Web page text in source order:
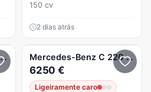
150 cv
2 dias atrás
D ClassicMercedes-Benz C 220
6250 €
Ligeiramente caro